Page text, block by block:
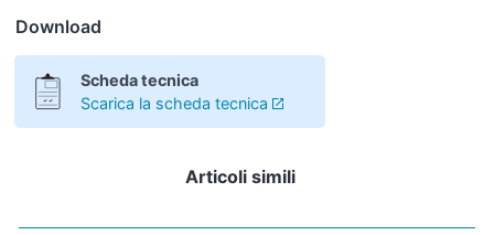
Download
Scheda tecnica
Scarica la scheda tecnica
Articoli simili